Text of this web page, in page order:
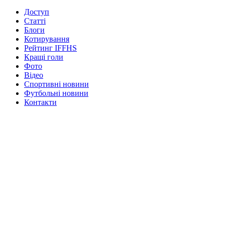
Доступ
Статті
Блоги
Котирування
Рейтинг IFFHS
Кращі голи
Фото
Відео
Спортивні новини
Футбольні новини
Контакти